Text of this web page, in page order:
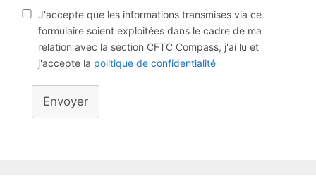
J'accepte que les informations transmises via ce
formulaire soient exploitées dans le cadre de ma
relation avec la section CFTC Compass, j'ai lu et
j'accepte la politique de confidentialité
Envoyer